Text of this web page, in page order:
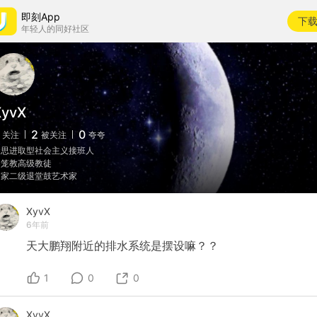
即刻App
年轻人的同好社区
下载
关注 2 被关注 0 夸夸
进取型社会主义接班人
教高级教徒
二级退堂鼓艺术家
XyvX
6年前
天大鹏翔附近的排水系统是摆设嘛？？
1 0 0
XyvX